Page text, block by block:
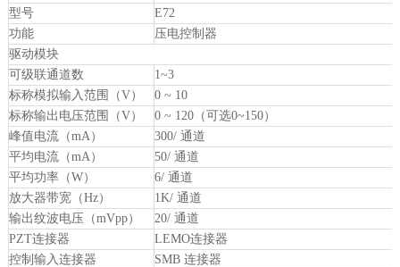
型号
E72
功能
压电控制器
驱动模块
可级联通道数
1~3
标称模拟输入范围（V）
0 ~ 10
标称输出电压范围（V）
0 ~ 120（可选0~150）
峰值电流（mA）
300/ 通道
平均电流（mA）
50/ 通道
平均功率（W）
6/ 通道
放大器带宽（Hz）
1K/ 通道
输出纹波电压（mVpp）
20/ 通道
PZT连接器
LEMO连接器
控制输入连接器
SMB 连接器